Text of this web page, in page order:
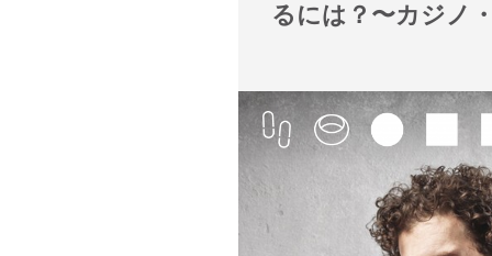
るには？〜カジノ